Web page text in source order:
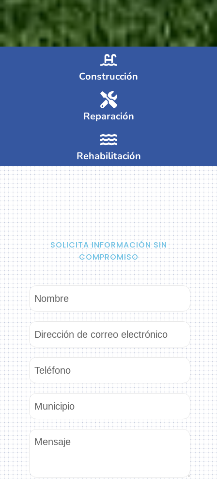
Construcción
Reparación
Rehabilitación
SOLICITA INFORMACIÓN SIN
COMPROMISO